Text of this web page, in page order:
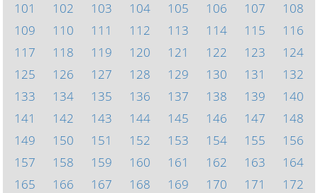
101
102 103 104 105 106 107
108
109
110 111 112 113 114 115
116
117
118 119 120 121 122 123
124
125
126 127 128 129 130 131
132
133
134 135 136 137 138 139
140
141
142 143 144 145 146 147
148
149
150 151 152 153 154 155
156
157
158 159 160 161 162 163
164
165
166 167 168 169 170 171
172